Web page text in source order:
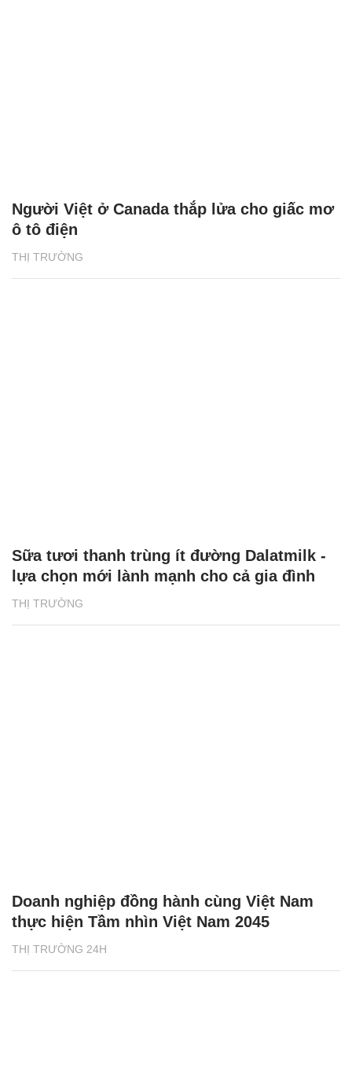
THỊ TRƯỜNG
Người Việt ở Canada thắp lửa cho giấc mơ
ô tô điện
THỊ TRƯỜNG
Sữa tươi thanh trùng ít đường Dalatmilk -
lựa chọn mới lành mạnh cho cả gia đình
THỊ TRƯỜNG 24H
Doanh nghiệp đồng hành cùng Việt Nam
thực hiện Tầm nhìn Việt Nam 2045